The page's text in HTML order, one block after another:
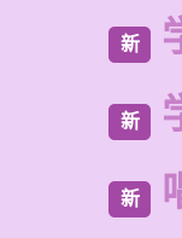
新
新
新